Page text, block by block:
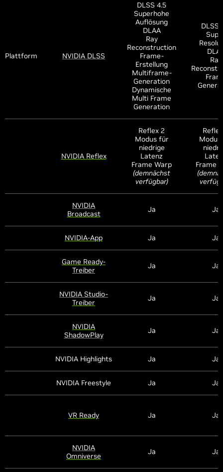
Plattform NVIDIA DLSS
DLSS 4.5
Superhohe
Auflösung
DLAA
Ray
Reconstruction
Frame-
Erstellung
Multiframe-
Generation
Dynamische
Multi Frame
Generation
DLSS
Ray
NVIDIA Reflex
Reflex 2
Modus für
niedrige
Latenz
Frame Warp
(demnächst
verfügbar)
Frame
NVIDIA
Broadcast
Ja Ja
NVIDIA-App Ja Ja
Game Ready-
Treiber
Ja Ja
NVIDIA Studio-
Treiber
Ja Ja
NVIDIA
ShadowPlay
Ja Ja
NVIDIA Highlights Ja Ja
NVIDIA Freestyle Ja Ja
VR Ready Ja Ja
NVIDIA
Omniverse
Ja Ja